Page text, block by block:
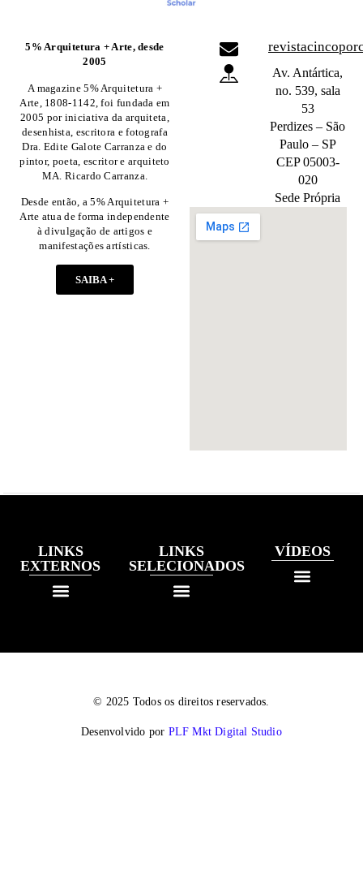
5% Arquitetura + Arte, desde
2005
A magazine 5% Arquitetura +
Arte, 1808-1142, foi fundada em
2005 por iniciativa da arquiteta,
desenhista, escritora e fotografa
Dra. Edite Galote Carranza e do
pintor, poeta, escritor e arquiteto
MA. Ricardo Carranza.
Desde então, a 5% Arquitetura +
Arte atua de forma independente
à divulgação de artigos e
manifestações artísticas.
SAIBA +
Av. Antártica,
no. 539, sala
53
Perdizes – São
Paulo – SP
CEP 05003-
020
Sede Própria
LINKS
EXTERNOS
LINKS
SELECIONADOS
VÍDEOS
© 2025 Todos os direitos reservados.
Desenvolvido por PLF Mkt Digital Studio